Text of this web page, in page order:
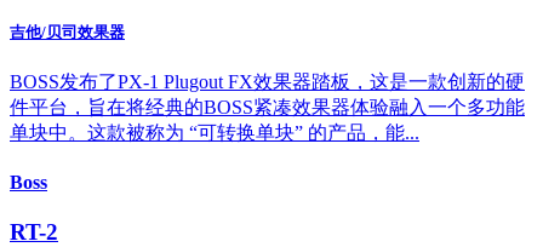
吉他/贝司效果器
BOSS发布了PX-1 Plugout FX效果器踏板，这是一款创新的硬
件平台，旨在将经典的BOSS紧凑效果器体验融入一个多功能
单块中。这款被称为 “可转换单块” 的产品，能...
Boss
RT-2